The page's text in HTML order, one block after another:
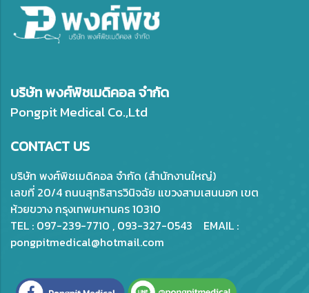
บริษัท พงศ์พิชเมดิคอล จำกัด
Pongpit Medical Co.,Ltd
CONTACT US
บริษัท พงศ์พิชเมดิคอล จำกัด (สำนักงานใหญ่)
เลขที่ 20/4 ถนนสุทธิสารวินิจฉัย แขวงสามเสนนอก เขต
ห้วยขวาง กรุงเทพมหานคร 10310
TEL : 097-239-7710 , 093-327-0543 EMAIL :
pongpitmedical@hotmail.com